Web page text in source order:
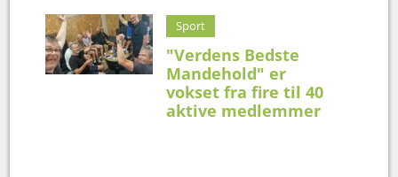
Sport
"Verdens Bedste
Mandehold" er
vokset fra fire til 40
aktive medlemmer